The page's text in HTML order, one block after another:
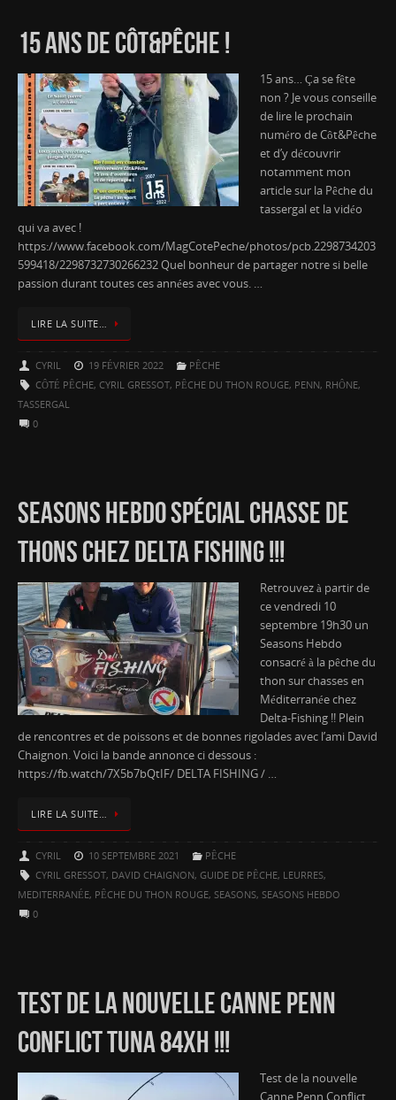
15 ANS DE CÔT&PÊCHE !
15 ans… Ça se fête
non ? Je vous conseille
de lire le prochain
numéro de Côt&Pêche
et d’y découvrir
notamment mon
article sur la Pêche du
tassergal et la vidéo
qui va avec !
https://www.facebook.com/MagCotePeche/photos/pcb.2298734203
599418/2298732730266232 Quel bonheur de partager notre si belle
passion durant toutes ces années avec vous. …
LIRE LA SUITE…
CYRIL 19 FÉVRIER 2022
PÊCHE
CÔTÉ PÊCHE, CYRIL GRESSOT, PÊCHE DU THON ROUGE, PENN, RHÔNE,
TASSERGAL
0
SEASONS HEBDO SPÉCIAL CHASSE DE
THONS CHEZ DELTA FISHING !!!
Retrouvez à partir de
ce vendredi 10
septembre 19h30 un
Seasons Hebdo
consacré à la pêche du
thon sur chasses en
Méditerranée chez
Delta-Fishing !! Plein
de rencontres et de poissons et de bonnes rigolades avec l’ami David
Chaignon. Voici la bande annonce ci dessous :
https://fb.watch/7X5b7bQtIF/ DELTA FISHING / …
LIRE LA SUITE…
CYRIL 10 SEPTEMBRE 2021
PÊCHE
CYRIL GRESSOT, DAVID CHAIGNON, GUIDE DE PÊCHE, LEURRES,
MEDITERRANÉE, PÊCHE DU THON ROUGE, SEASONS, SEASONS HEBDO
0
TEST DE LA NOUVELLE CANNE PENN
CONFLICT TUNA 84XH !!!
Test de la nouvelle